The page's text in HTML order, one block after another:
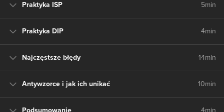
Praktyka ISP 5min
Praktyka DIP 4min
Najczęstsze błędy 14min
Antywzorce i jak ich unikać 10min
Podsumowanie 4min